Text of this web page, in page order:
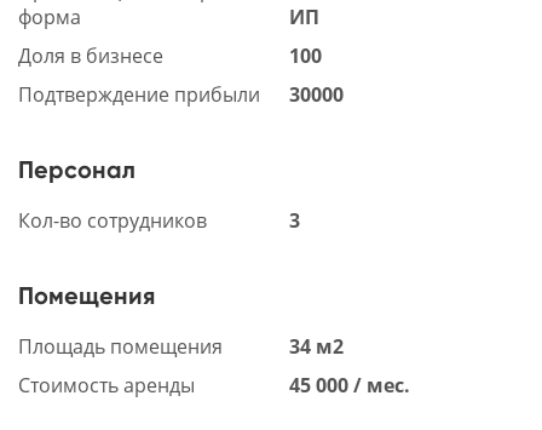
форма
ИП
Доля в бизнесе
100
Подтверждение прибыли
30000
Персонал
Кол-во сотрудников 3
Помещения
Площадь помещения
34 м2
Стоимость аренды
45 000 / мес.